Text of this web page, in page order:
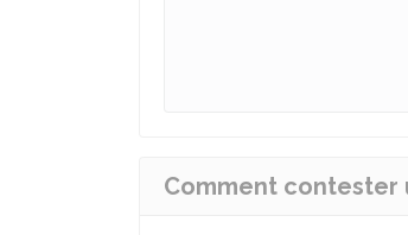
Comment contester